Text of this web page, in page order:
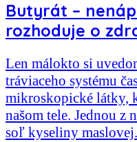
Butyrát –
rozhoduje o
Len málokto si
tráviaceho systému
mikroskopické látky,
našom tele. Jednou z
soľ kyseliny